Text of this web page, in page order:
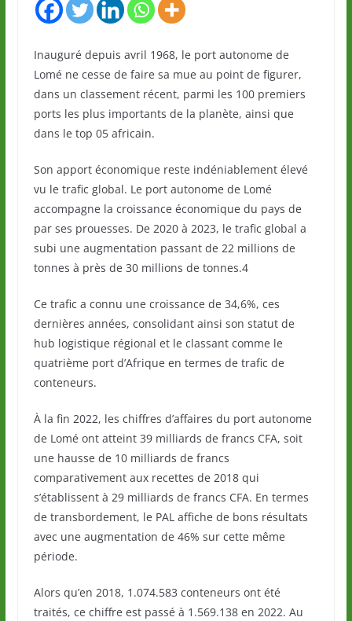
Inauguré depuis avril 1968, le port autonome de
Lomé ne cesse de faire sa mue au point de figurer,
dans un classement récent, parmi les 100 premiers
ports les plus importants de la planète, ainsi que
dans le top 05 africain.
Son apport économique reste indéniablement élevé
vu le trafic global. Le port autonome de Lomé
accompagne la croissance économique du pays de
par ses prouesses. De 2020 à 2023, le trafic global a
subi une augmentation passant de 22 millions de
tonnes à près de 30 millions de tonnes.4
Ce trafic a connu une croissance de 34,6%, ces
dernières années, consolidant ainsi son statut de
hub logistique régional et le classant comme le
quatrième port d’Afrique en termes de trafic de
conteneurs.
À la fin 2022, les chiffres d’affaires du port autonome
de Lomé ont atteint 39 milliards de francs CFA, soit
une hausse de 10 milliards de francs
comparativement aux recettes de 2018 qui
s’établissent à 29 milliards de francs CFA. En termes
de transbordement, le PAL affiche de bons résultats
avec une augmentation de 46% sur cette même
période.
Alors qu’en 2018, 1.074.583 conteneurs ont été
traités, ce chiffre est passé à 1.569.138 en 2022. Au